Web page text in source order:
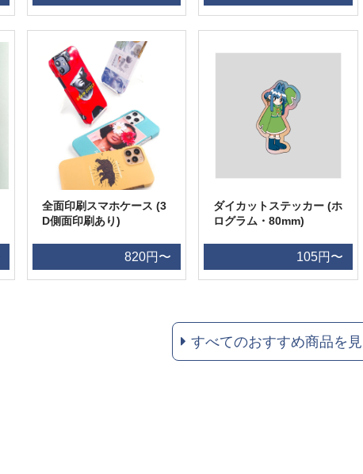
全面印刷スマホケース (3
D側面印刷あり)
820円〜
ダイカットステッカー (ホ
ログラム・80mm)
105円〜
すべてのおすすめ商品を